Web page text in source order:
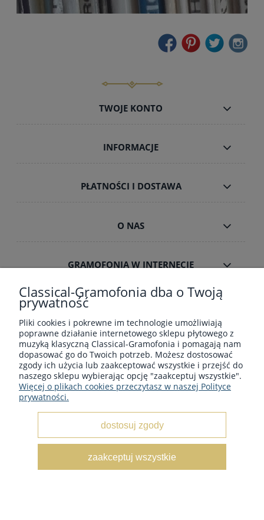
TWOJE KONTO
INFORMACJE
PŁATNOŚCI I DOSTAWA
O NAS
GRAMOFONIA W INTERNECIE
Płyty winylowe z muzyka klasyczną - Sklep płytowy
classical-gramofonia.com
Copyright © 2022 - 2026 CLASSICAL-GRAMOFONIA
pokaż pełną wersję strony
Sklep internetowy Shoper.pl
Classical-Gramofonia dba o Twoją
prywatność
Pliki cookies i pokrewne im technologie umożliwiają
poprawne działanie internetowego sklepu płytowego z
muzyką klasyczną Classical-Gramofonia i pomagają nam
dopasować go do Twoich potrzeb. Możesz dostosować
zgody ich użycia lub zaakceptować wszystkie i przejść do
naszego sklepu wybierając opcję "zaakceptuj wszystkie".
Więcej o plikach cookies przeczytasz w naszej Polityce
prywatności.
dostosuj zgody
zaakceptuj wszystkie